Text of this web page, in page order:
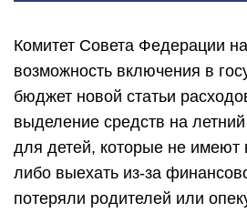
Комитет Совета Федерации
возможность включения в
бюджет новой статьи
выделение средств на
для детей, которые не имеют
либо выехать из-за
потеряли родителей или